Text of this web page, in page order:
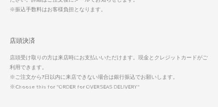
※振込手数料はお客様負担となります。
店頭決済
店頭受け取りの方は来店時にお支払いいただけます。現金とクレジットカードがご
利用できます。
※ご注文から7日以内に来店できない場合は銀行振込でお願いします。
※Choose this for "ORDER for OVERSEAS DELIVERY"